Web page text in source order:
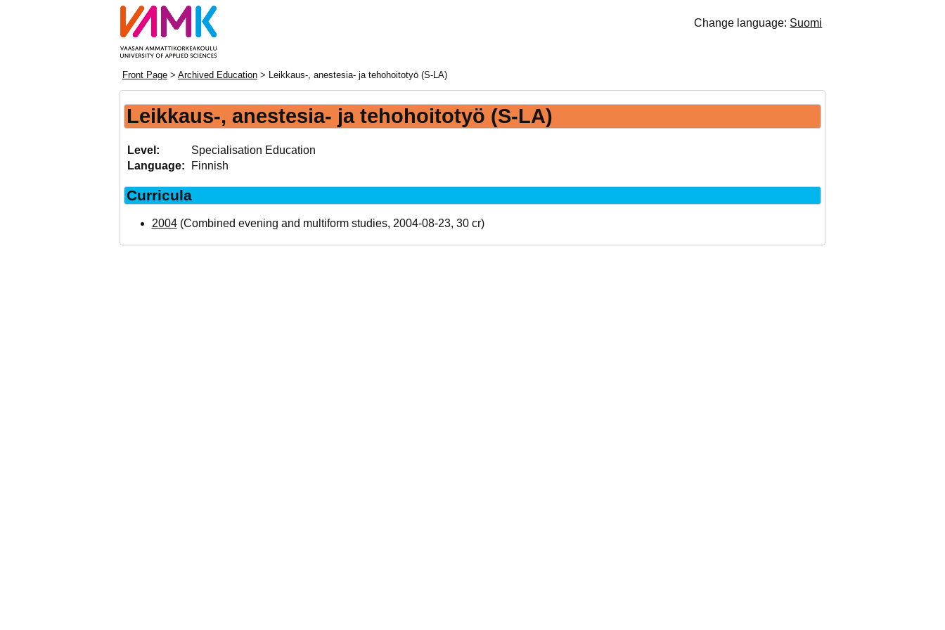
Change language: Suomi
Front Page> Archived Education> Leikkaus-, anestesia- ja tehohoitotyö (S-LA)
Leikkaus-, anestesia- ja tehohoitotyö (S-LA)
Level:
Specialisation Education
Language:
Finnish
Curricula
2004(Combined evening and multiform studies, 2004-08-23, 30 cr)